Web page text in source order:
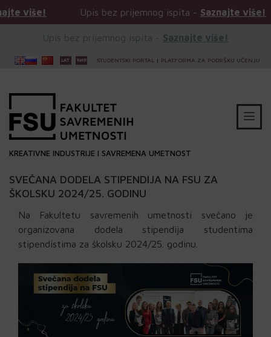
Upis bez prijemnog ispita - Saznajte više!
Upis bez prijemnog ispita - Saznajte više!
STUDENTSKI PORTAL | PLATFORMA ZA PODRŠKU UČENJU
KREATIVNE INDUSTRIJE I SAVREMENA UMETNOST
SVEČANA DODELA STIPENDIJA NA FSU ZA
ŠKOLSKU 2024/25. GODINU
Na Fakultetu savremenih umetnosti svečano je
organizovana dodela stipendija studentima
stipendistima za školsku 2024/25. godinu.